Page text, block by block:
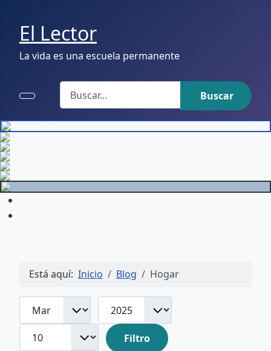
El Lector
La vida es una escuela permanente
Buscar
Buscar
Está aquí: Inicio Blog Hogar
Filtros
Filtro